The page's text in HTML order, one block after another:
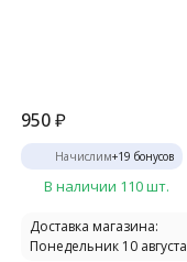
950₽
Начислим+19 бонусов
В наличии 110 шт.
Доставка магазина:
Понедельник 10 августа